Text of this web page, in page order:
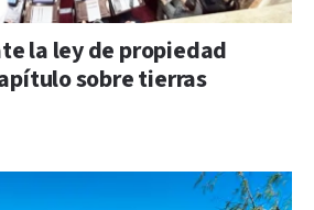
la ley de propiedad
sobre tierras